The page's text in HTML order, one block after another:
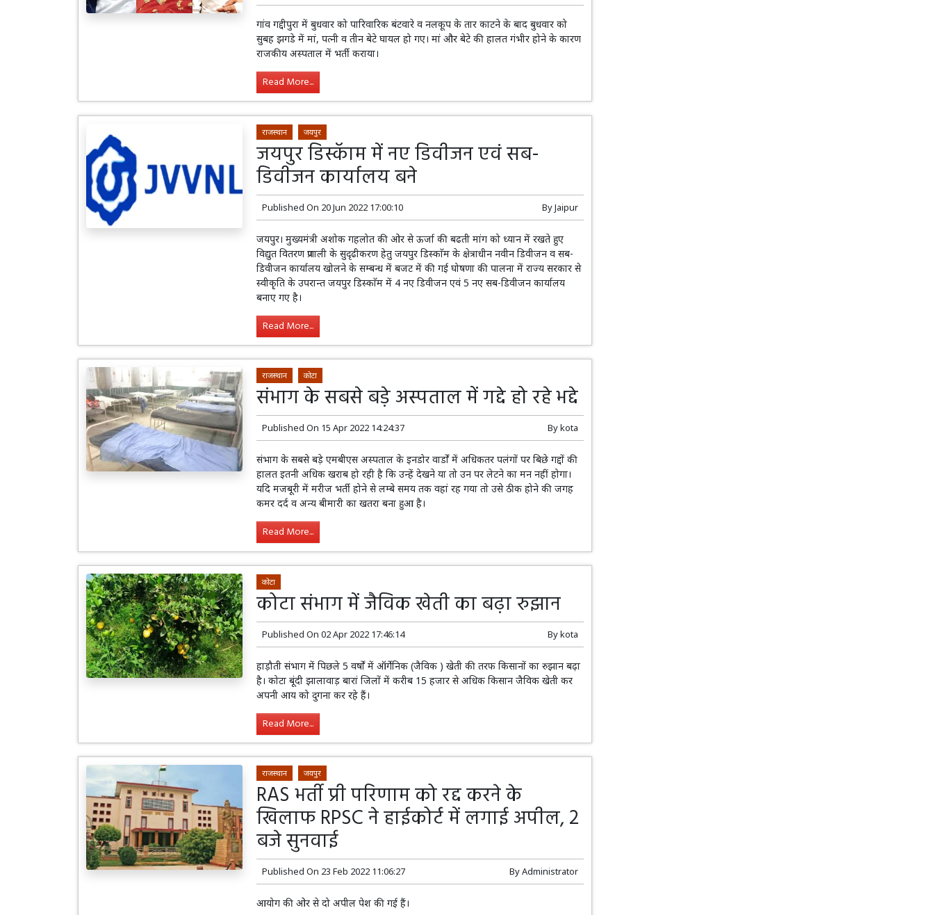
गांव गद्दीपुरा में बुधवार को पारिवारिक बंटवारे व नलकूप के तार काटने के बाद बुधवार को
सुबह झगडे में मां, पत्नी व तीन बेटे घायल हो गए। मां और बेटे की हालत गंभीर होने के कारण
राजकीय अस्पताल में भर्ती कराया।
Read More...
राजस्थान जयपुर
जयपुर डिस्कॅाम में नए डिवीजन एवं सब-
डिवीजन कार्यालय बने
Published On 20 Jun 2022 17:00:10 ByJaipur
जयपुर। मुख्यमंत्री अशोक गहलोत की ओर से ऊर्जा की बढती मांग को ध्यान में रखते हुए
विद्युत वितरण प्रणाली के सुदृढीकरण हेतु जयपुर डिस्काॅम के क्षेत्राधीन नवीन डिवीजन व सब-
डिवीजन कार्यालय खोलने के सम्बन्ध में बजट में की गई घोषणा की पालना में राज्य सरकार से
स्वीकृृति के उपरान्त जयपुर डिस्काॅम में 4 नए डिवीजन एवं 5 नए सब-डिवीजन कार्यालय
बनाए गए है।
Read More...
राजस्थान कोटा
संभाग के सबसे बड़े अस्पताल में गद्दे हो रहे भद्दे
Published On 15 Apr 2022 14:24:37 Bykota
संभाग के सबसे बड़े एमबीएस अस्पताल के इनडोर वार्डों में अधिकतर पलंगों पर बिछे गद्दों की
हालत इतनी अधिक खराब हो रही है कि उन्हें देखने या तो उन पर लेटने का मन नहीं होगा।
यदि मजबूरी में मरीज भर्ती होने से लम्बे समय तक वहां रह गया तो उसे ठीक होने की जगह
कमर दर्द व अन्य बीमारी का खतरा बना हुआ है।
Read More...
कोटा
कोटा संभाग में जैविक खेती का बढ़ा रुझान
Published On 02 Apr 2022 17:46:14 Bykota
हाड़ौती संभाग में पिछले 5 वर्षों में ऑर्गेनिक (जैविक ) खेती की तरफ किसानों का रुझान बढ़ा
है। कोटा बूंदी झालावाड़ बारां जिलों में करीब 15 हजार से अधिक किसान जैविक खेती कर
अपनी आय को दुगना कर रहे हैं।
Read More...
राजस्थान जयपुर
RAS भर्ती प्री परिणाम को रद्द करने के
खिलाफ RPSC ने हाईकोर्ट में लगाई अपील, 2
बजे सुनवाई
Published On 23 Feb 2022 11:06:27 ByAdministrator
आयोग की ओर से दो अपील पेश की गई हैं।